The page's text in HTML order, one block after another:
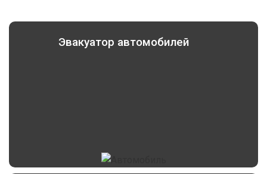
Эвакуатор автомобилей